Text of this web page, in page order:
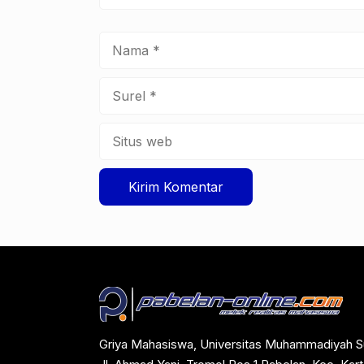
Griya Mahasiswa, Universitas Muhammadiyah